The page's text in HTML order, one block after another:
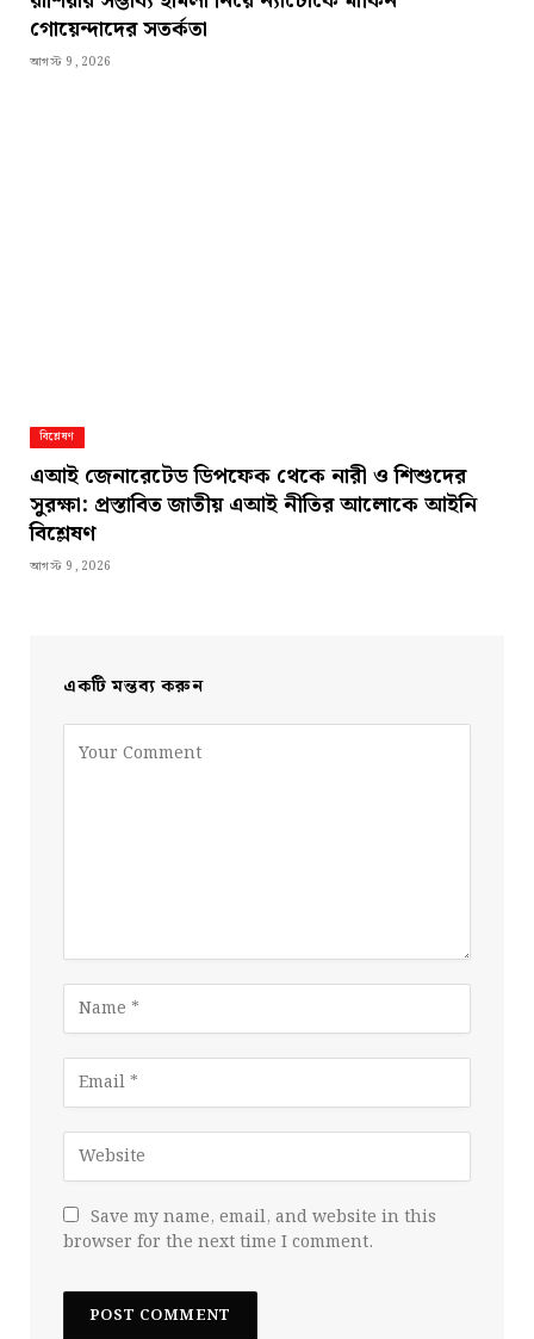
গোয়েন্দাদের সতর্কতা
আগস্ট 9, 2026
বিশ্লেষণ
এআই জেনারেটেড ডিপফেক থেকে নারী ও শিশুদের
সুরক্ষা: প্রস্তাবিত জাতীয় এআই নীতির আলোকে আইনি
বিশ্লেষণ
আগস্ট 9, 2026
একটি মন্তব্য করুন
Save my name, email, and website in this
browser for the next time I comment.